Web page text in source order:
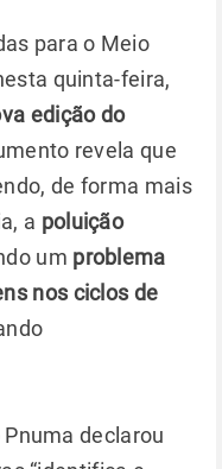
para o Meio
quinta-feira,
edição do
revela que
de forma mais
a poluição
um problema
nos ciclos de
declarou